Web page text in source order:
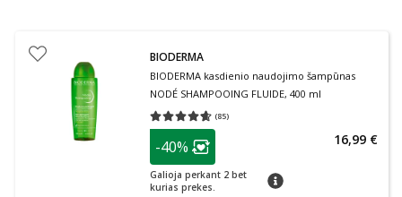
BIODERMA
BIODERMA kasdienio naudojimo šampūnas
NODÉ SHAMPOOING FLUIDE, 400 ml
(85)
Vidutinis įvertinimas 4.62
patarimas
Lojalumo klubo narių nuolaida
-40%
Galioja perkant 2 bet
kurias prekes.
patarimas
16,99 €